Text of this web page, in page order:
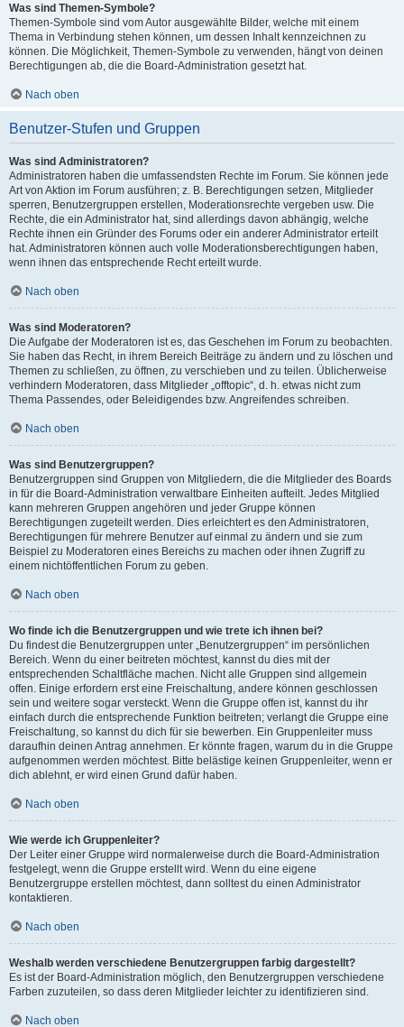
Was sind Themen-Symbole?
Themen-Symbole sind vom Autor ausgewählte Bilder, welche mit einem
Thema in Verbindung stehen können, um dessen Inhalt kennzeichnen zu
können. Die Möglichkeit, Themen-Symbole zu verwenden, hängt von deinen
Berechtigungen ab, die die Board-Administration gesetzt hat.
Nach oben
Benutzer-Stufen und Gruppen
Was sind Administratoren?
Administratoren haben die umfassendsten Rechte im Forum. Sie können jede
Art von Aktion im Forum ausführen; z. B. Berechtigungen setzen, Mitglieder
sperren, Benutzergruppen erstellen, Moderationsrechte vergeben usw. Die
Rechte, die ein Administrator hat, sind allerdings davon abhängig, welche
Rechte ihnen ein Gründer des Forums oder ein anderer Administrator erteilt
hat. Administratoren können auch volle Moderationsberechtigungen haben,
wenn ihnen das entsprechende Recht erteilt wurde.
Nach oben
Was sind Moderatoren?
Die Aufgabe der Moderatoren ist es, das Geschehen im Forum zu beobachten.
Sie haben das Recht, in ihrem Bereich Beiträge zu ändern und zu löschen und
Themen zu schließen, zu öffnen, zu verschieben und zu teilen. Üblicherweise
verhindern Moderatoren, dass Mitglieder „offtopic“, d. h. etwas nicht zum
Thema Passendes, oder Beleidigendes bzw. Angreifendes schreiben.
Nach oben
Was sind Benutzergruppen?
Benutzergruppen sind Gruppen von Mitgliedern, die die Mitglieder des Boards
in für die Board-Administration verwaltbare Einheiten aufteilt. Jedes Mitglied
kann mehreren Gruppen angehören und jeder Gruppe können
Berechtigungen zugeteilt werden. Dies erleichtert es den Administratoren,
Berechtigungen für mehrere Benutzer auf einmal zu ändern und sie zum
Beispiel zu Moderatoren eines Bereichs zu machen oder ihnen Zugriff zu
einem nichtöffentlichen Forum zu geben.
Nach oben
Wo finde ich die Benutzergruppen und wie trete ich ihnen bei?
Du findest die Benutzergruppen unter „Benutzergruppen“ im persönlichen
Bereich. Wenn du einer beitreten möchtest, kannst du dies mit der
entsprechenden Schaltfläche machen. Nicht alle Gruppen sind allgemein
offen. Einige erfordern erst eine Freischaltung, andere können geschlossen
sein und weitere sogar versteckt. Wenn die Gruppe offen ist, kannst du ihr
einfach durch die entsprechende Funktion beitreten; verlangt die Gruppe eine
Freischaltung, so kannst du dich für sie bewerben. Ein Gruppenleiter muss
daraufhin deinen Antrag annehmen. Er könnte fragen, warum du in die Gruppe
aufgenommen werden möchtest. Bitte belästige keinen Gruppenleiter, wenn er
dich ablehnt, er wird einen Grund dafür haben.
Nach oben
Wie werde ich Gruppenleiter?
Der Leiter einer Gruppe wird normalerweise durch die Board-Administration
festgelegt, wenn die Gruppe erstellt wird. Wenn du eine eigene
Benutzergruppe erstellen möchtest, dann solltest du einen Administrator
kontaktieren.
Nach oben
Weshalb werden verschiedene Benutzergruppen farbig dargestellt?
Es ist der Board-Administration möglich, den Benutzergruppen verschiedene
Farben zuzuteilen, so dass deren Mitglieder leichter zu identifizieren sind.
Nach oben